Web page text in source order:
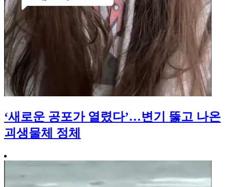
‘새로운 공포가 열렸다’…변기 뚫고 나온
괴생물체 정체